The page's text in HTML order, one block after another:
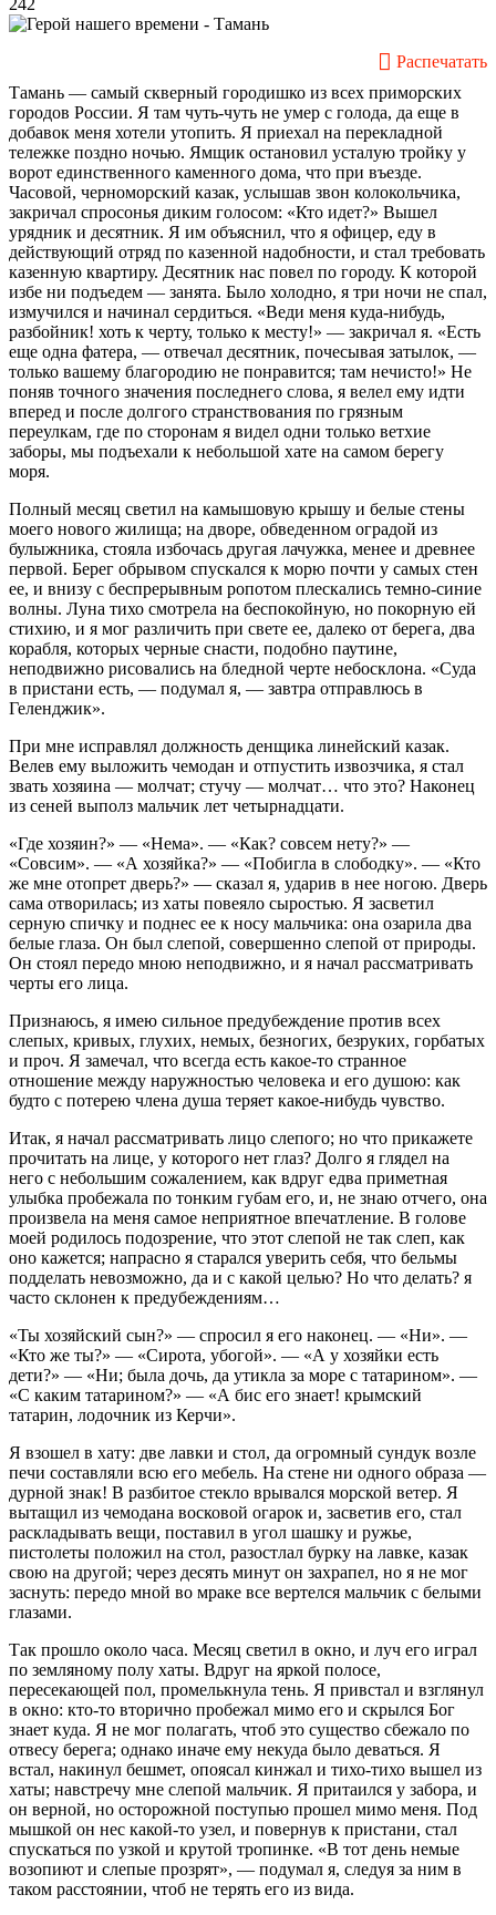
Распечатать
Тамань — самый скверный городишко из всех приморских
городов России. Я там чуть-чуть не умер с голода, да еще в
добавок меня хотели утопить. Я приехал на перекладной
тележке поздно ночью. Ямщик остановил усталую тройку у
ворот единственного каменного дома, что при въезде.
Часовой, черноморский казак, услышав звон колокольчика,
закричал спросонья диким голосом: «Кто идет?» Вышел
урядник и десятник. Я им объяснил, что я офицер, еду в
действующий отряд по казенной надобности, и стал требовать
казенную квартиру. Десятник нас повел по городу. К которой
избе ни подъедем — занята. Было холодно, я три ночи не спал,
измучился и начинал сердиться. «Веди меня куда-нибудь,
разбойник! хоть к черту, только к месту!» — закричал я. «Есть
еще одна фатера, — отвечал десятник, почесывая затылок, —
только вашему благородию не понравится; там нечисто!» Не
поняв точного значения последнего слова, я велел ему идти
вперед и после долгого странствования по грязным
переулкам, где по сторонам я видел одни только ветхие
заборы, мы подъехали к небольшой хате на самом берегу
моря.
Полный месяц светил на камышовую крышу и белые стены
моего нового жилища; на дворе, обведенном оградой из
булыжника, стояла избочась другая лачужка, менее и древнее
первой. Берег обрывом спускался к морю почти у самых стен
ее, и внизу с беспрерывным ропотом плескались темно-синие
волны. Луна тихо смотрела на беспокойную, но покорную ей
стихию, и я мог различить при свете ее, далеко от берега, два
корабля, которых черные снасти, подобно паутине,
неподвижно рисовались на бледной черте небосклона. «Суда
в пристани есть, — подумал я, — завтра отправлюсь в
Геленджик».
При мне исправлял должность денщика линейский казак.
Велев ему выложить чемодан и отпустить извозчика, я стал
звать хозяина — молчат; стучу — молчат… что это? Наконец
из сеней выполз мальчик лет четырнадцати.
«Где хозяин?» — «Нема». — «Как? совсем нету?» —
«Совсим». — «А хозяйка?» — «Побигла в слободку». — «Кто
же мне отопрет дверь?» — сказал я, ударив в нее ногою. Дверь
сама отворилась; из хаты повеяло сыростью. Я засветил
серную спичку и поднес ее к носу мальчика: она озарила два
белые глаза. Он был слепой, совершенно слепой от природы.
Он стоял передо мною неподвижно, и я начал рассматривать
черты его лица.
Признаюсь, я имею сильное предубеждение против всех
слепых, кривых, глухих, немых, безногих, безруких, горбатых
и проч. Я замечал, что всегда есть какое-то странное
отношение между наружностью человека и его душою: как
будто с потерею члена душа теряет какое-нибудь чувство.
Итак, я начал рассматривать лицо слепого; но что прикажете
прочитать на лице, у которого нет глаз? Долго я глядел на
него с небольшим сожалением, как вдруг едва приметная
улыбка пробежала по тонким губам его, и, не знаю отчего, она
произвела на меня самое неприятное впечатление. В голове
моей родилось подозрение, что этот слепой не так слеп, как
оно кажется; напрасно я старался уверить себя, что бельмы
подделать невозможно, да и с какой целью? Но что делать? я
часто склонен к предубеждениям…
«Ты хозяйский сын?» — спросил я его наконец. — «Ни». —
«Кто же ты?» — «Сирота, убогой». — «А у хозяйки есть
дети?» — «Ни; была дочь, да утикла за море с татарином». —
«С каким татарином?» — «А бис его знает! крымский
татарин, лодочник из Керчи».
Я взошел в хату: две лавки и стол, да огромный сундук возле
печи составляли всю его мебель. На стене ни одного образа —
дурной знак! В разбитое стекло врывался морской ветер. Я
вытащил из чемодана восковой огарок и, засветив его, стал
раскладывать вещи, поставил в угол шашку и ружье,
пистолеты положил на стол, разостлал бурку на лавке, казак
свою на другой; через десять минут он захрапел, но я не мог
заснуть: передо мной во мраке все вертелся мальчик с белыми
глазами.
Так прошло около часа. Месяц светил в окно, и луч его играл
по земляному полу хаты. Вдруг на яркой полосе,
пересекающей пол, промелькнула тень. Я привстал и взглянул
в окно: кто-то вторично пробежал мимо его и скрылся Бог
знает куда. Я не мог полагать, чтоб это существо сбежало по
отвесу берега; однако иначе ему некуда было деваться. Я
встал, накинул бешмет, опоясал кинжал и тихо-тихо вышел из
хаты; навстречу мне слепой мальчик. Я притаился у забора, и
он верной, но осторожной поступью прошел мимо меня. Под
мышкой он нес какой-то узел, и повернув к пристани, стал
спускаться по узкой и крутой тропинке. «В тот день немые
возопиют и слепые прозрят», — подумал я, следуя за ним в
таком расстоянии, чтоб не терять его из вида.